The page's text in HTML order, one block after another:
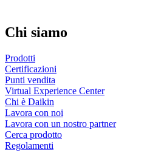
Chi siamo
Prodotti
Certificazioni
Punti vendita
Virtual Experience Center
Chi è Daikin
Lavora con noi
Lavora con un nostro partner
Cerca prodotto
Regolamenti